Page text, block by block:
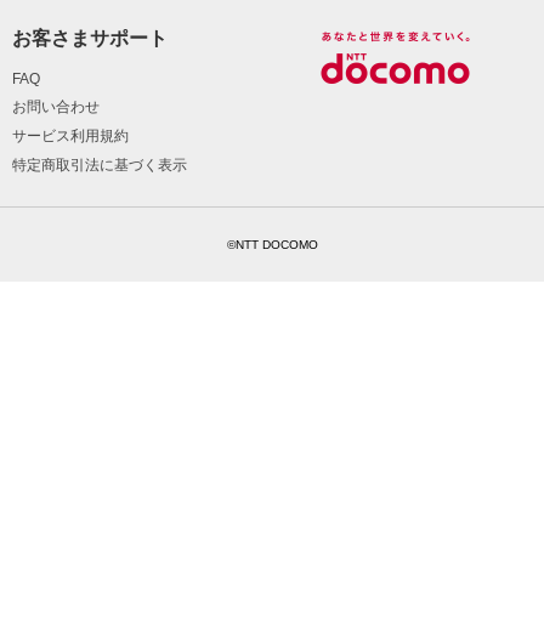
お客さまサポート
FAQ
お問い合わせ
サービス利用規約
特定商取引法に基づく表示
©NTT DOCOMO